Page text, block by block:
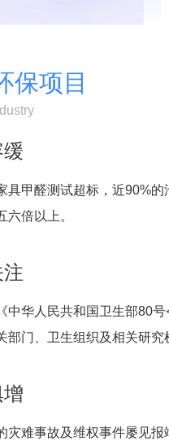
保项目
具甲醛测试超标，近90%
倍以上。
中华人民共和国卫生部80
部门、卫生组织及相关研究
灾难事故及维权事件屡见